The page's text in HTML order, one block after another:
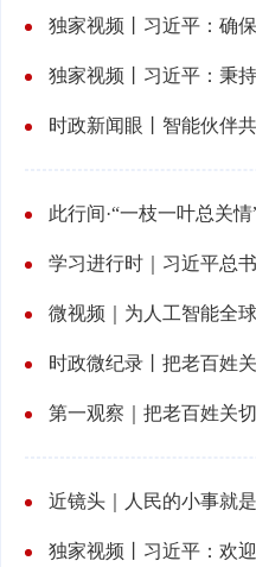
独家视频丨习近平：确
时政新闻眼丨智能伙伴
此行间·“一枝一叶总关
学习进行时｜习近平总
微视频｜为人工智能全
时政微纪录丨把老百姓
第一观察｜把老百姓关
近镜头｜人民的小事就
独家视频丨习近平：欢